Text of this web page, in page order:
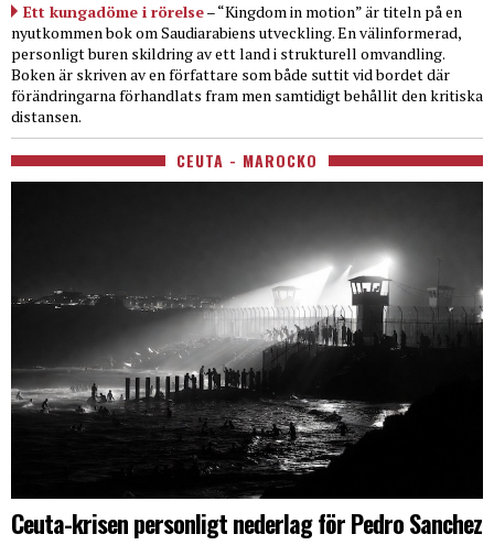
Ett kungadöme i rörelse– “Kingdom in motion” är titeln på en
nyutkommen bok om Saudiarabiens utveckling. En välinformerad,
personligt buren skildring av ett land i strukturell omvandling.
Boken är skriven av en författare som både suttit vid bordet där
förändringarna förhandlats fram men samtidigt behållit den kritiska
distansen.
CEUTA - MAROCKO
Ceuta-krisen personligt nederlag för Pedro Sanchez